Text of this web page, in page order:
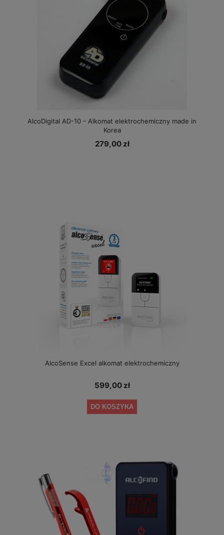
AlcoDigital AD-10 - Alkomat elektrochemiczny made in
Korea
279,00 zł
AlcoSense Excel alkomat elektrochemiczny
599,00 zł
DO KOSZYKA